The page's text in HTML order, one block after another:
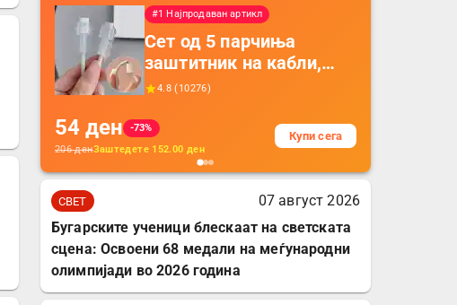
#1 Најпродаван артикл
Сет од 5 парчиња
заштитник на кабли,
прекривка за заштита
додатоци за заштита на
кабли, без батерија, за
мобилни телефони,
комплет за заштита на
4.8 (10276)
54 ден
-73%
206денЗаштедете 152.00 ден
Купи сега
СВЕТ
07 август 2026
Бугарските ученици блескаат на светската
сцена: Освоени 68 медали на меѓународни
олимпијади во 2026 година